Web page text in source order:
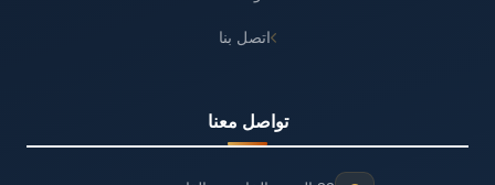
اتصل بنا
تواصل معنا